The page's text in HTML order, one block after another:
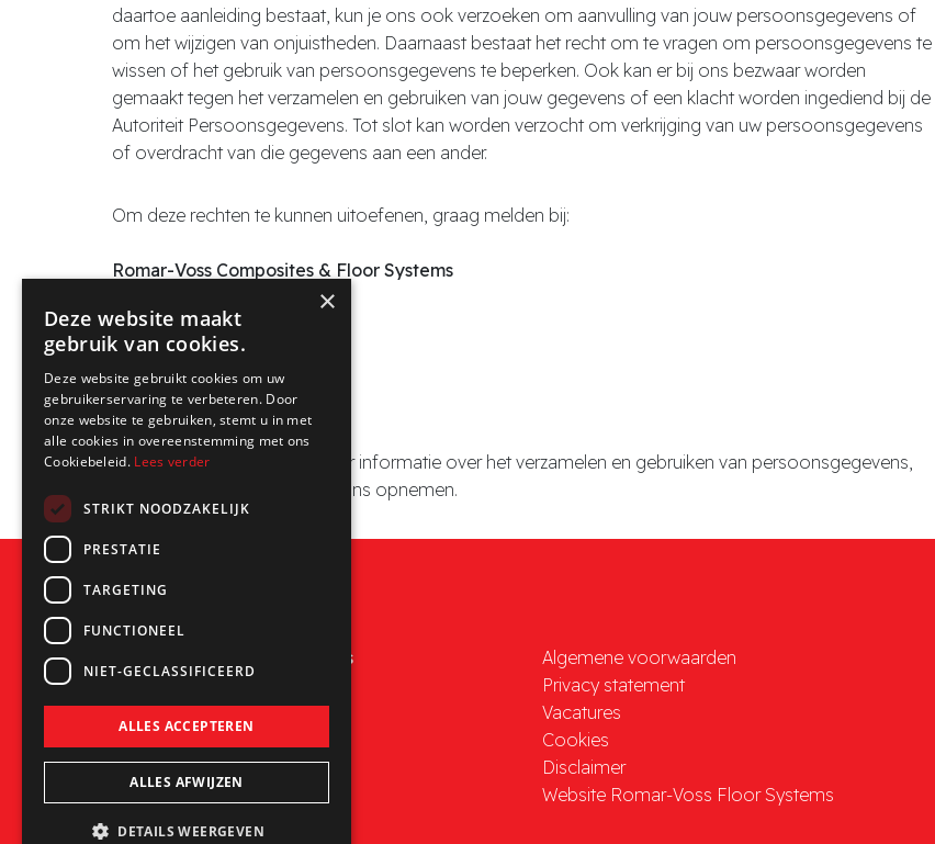
daartoe aanleiding bestaat, kun je ons ook verzoeken om aanvulling van jouw persoonsgegevens of
om het wijzigen van onjuistheden. Daarnaast bestaat het recht om te vragen om persoonsgegevens te
wissen of het gebruik van persoonsgegevens te beperken. Ook kan er bij ons bezwaar worden
gemaakt tegen het verzamelen en gebruiken van jouw gegevens of een klacht worden ingediend bij de
Autoriteit Persoonsgegevens. Tot slot kan worden verzocht om verkrijging van uw persoonsgegevens
of overdracht van die gegevens aan een ander.
Om deze rechten te kunnen uitoefenen, graag melden bij:
Romar-Voss Composites & Floor Systems
Bevelantstraat 5
6088 PB Roggel
T: +31 (0)475 49 10 19
E:rschoeren@romar-voss.nl
Ook met vragen of voor meer informatie over het verzamelen en gebruiken van persoonsgegevens,
kun je uiteraard contact met ons opnemen.
Romar-Voss Composites
6088 PB Roggel (NL)
info@romar-voss.nl
Algemene voorwaarden
Privacy statement
Vacatures
Cookies
Disclaimer
Website Romar-Voss Floor Systems
×
Deze website maakt
gebruik van cookies.
Deze website gebruikt cookies om uw
gebruikerservaring te verbeteren. Door
onze website te gebruiken, stemt u in met
alle cookies in overeenstemming met ons
Cookiebeleid. Lees verder
STRIKT NOODZAKELIJK
PRESTATIE
TARGETING
FUNCTIONEEL
NIET-GECLASSIFICEERD
ALLES ACCEPTEREN
ALLES AFWIJZEN
DETAILS WEERGEVEN